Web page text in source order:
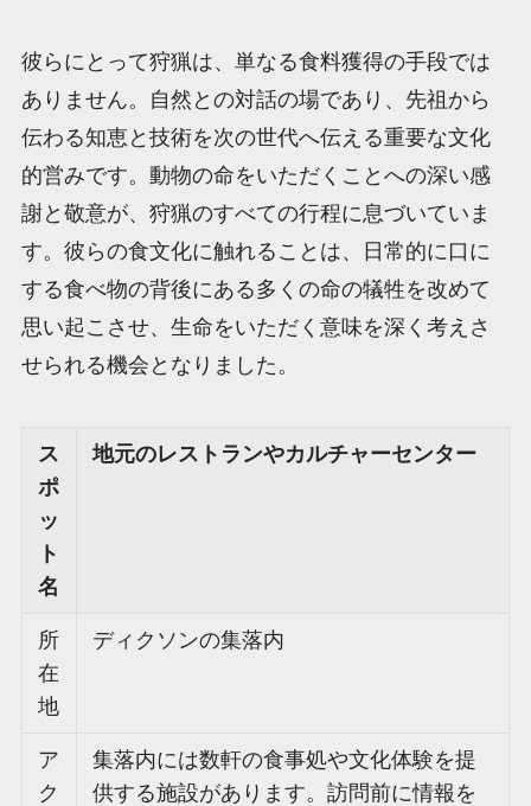
彼らにとって狩猟は、単なる食料獲得の手段では
ありません。自然との対話の場であり、先祖から
伝わる知恵と技術を次の世代へ伝える重要な文化
的営みです。動物の命をいただくことへの深い感
謝と敬意が、狩猟のすべての行程に息づいていま
す。彼らの食文化に触れることは、日常的に口に
する食べ物の背後にある多くの命の犠牲を改めて
思い起こさせ、生命をいただく意味を深く考えさ
せられる機会となりました。
ス
ポ
ッ
ト
名
地元のレストランやカルチャーセンター
所
在
地
ディクソンの集落内
ア
ク
集落内には数軒の食事処や文化体験を提
供する施設があります。訪問前に情報を